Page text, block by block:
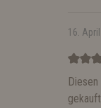
16.